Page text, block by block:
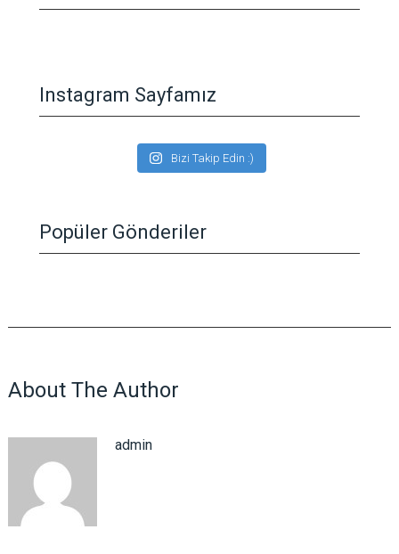
Instagram Sayfamız
Bizi Takip Edin :)
Popüler Gönderiler
About The Author
admin